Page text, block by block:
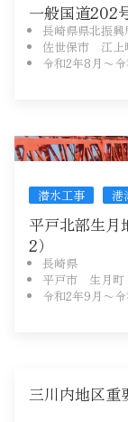
一般国道202
長崎県県北振興
佐世保市 江上
令和2年8月〜
魚礁
潜水工事 港
平戸北部生月
2）
長崎県
平戸市 生月
令和2年9月〜
三川内地区重